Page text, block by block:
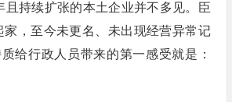
且持续扩张的本土企业并不多见。臣
家，至今未更名、未出现经营异常记
给行政人员带来的第一感受就是：